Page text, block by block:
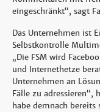
eingeschränkt“, sagt
Das Unternehmen ist
Selbstkontrolle
„Die FSM wird
und Internethetze
Unternehmen an
Fälle zu adressieren“,
habe demnach